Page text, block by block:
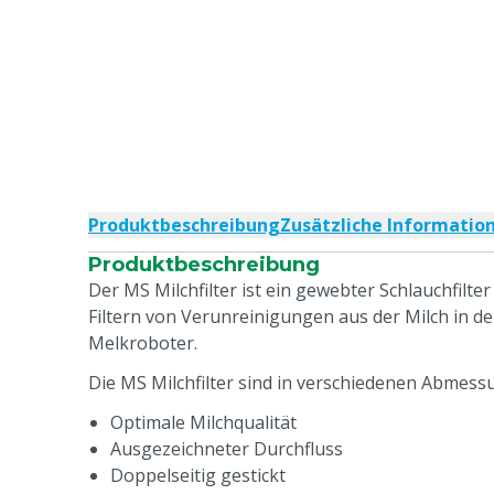
ProduktbeschreibungZusätzliche
Produktbeschreibung
Der MS Milchfilter ist ein gewebter
Filtern von Verunreinigungen aus der Milch in
Melkroboter.
Die MS Milchfilter sind in verschiedenen
Optimale Milchqualität
Ausgezeichneter Durchfluss
Doppelseitig gestickt